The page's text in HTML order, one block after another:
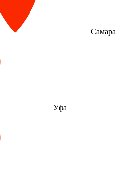
Самара
Уфа